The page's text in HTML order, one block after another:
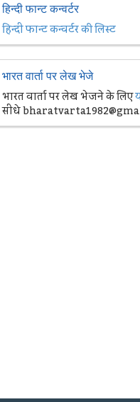
हिन्दी फान्ट कन्वर्टर
हिन्दी फान्ट कन्वर्टर की लिस्ट
भारत वार्ता पर लेख भेजे
भारत वार्ता पर लेख भेजने के लिए
सीधे